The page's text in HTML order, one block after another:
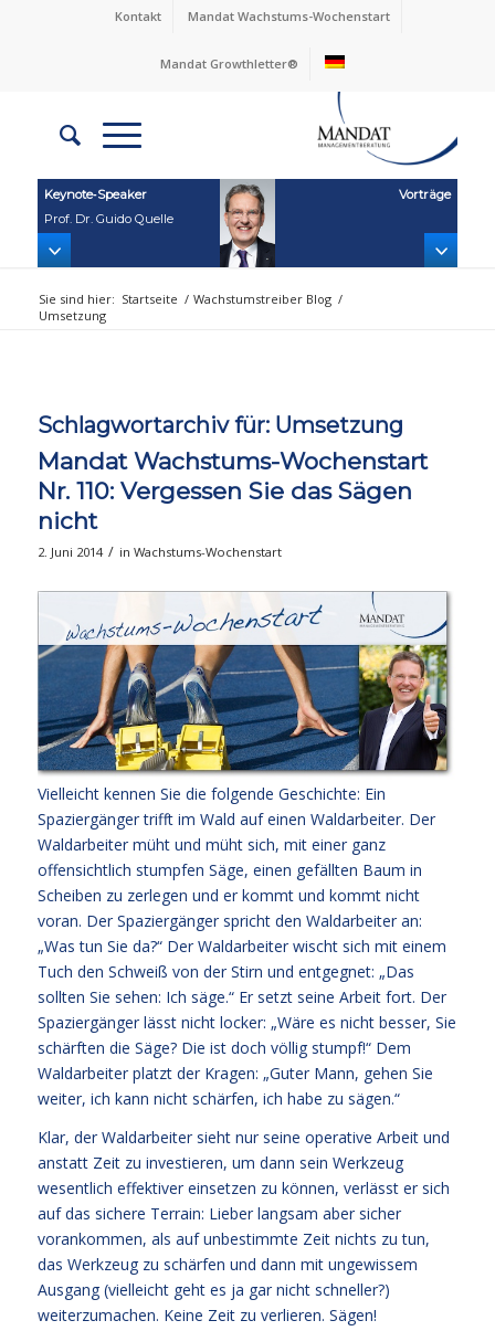
Kontakt Mandat Wachstums-Wochenstart
Mandat Growthletter®
Keynote‑Speaker
Prof. Dr. Guido Quelle
Vorträge
Sie sind hier: Startseite / Wachstumstreiber Blog /
Umsetzung
Schlagwortarchiv für: Umsetzung
Mandat Wachstums-Wochenstart
Nr. 110: Vergessen Sie das Sägen
nicht
2. Juni 2014 / in Wachstums-Wochenstart
Vielleicht kennen Sie die folgende Geschichte: Ein
Spaziergänger trifft im Wald auf einen Waldarbeiter. Der
Waldarbeiter müht und müht sich, mit einer ganz
offensichtlich stumpfen Säge, einen gefällten Baum in
Scheiben zu zerlegen und er kommt und kommt nicht
voran. Der Spaziergänger spricht den Waldarbeiter an:
„Was tun Sie da?“ Der Waldarbeiter wischt sich mit einem
Tuch den Schweiß von der Stirn und entgegnet: „Das
sollten Sie sehen: Ich säge.“ Er setzt seine Arbeit fort. Der
Spaziergänger lässt nicht locker: „Wäre es nicht besser, Sie
schärften die Säge? Die ist doch völlig stumpf!“ Dem
Waldarbeiter platzt der Kragen: „Guter Mann, gehen Sie
weiter, ich kann nicht schärfen, ich habe zu sägen.“
Klar, der Waldarbeiter sieht nur seine operative Arbeit und
anstatt Zeit zu investieren, um dann sein Werkzeug
wesentlich effektiver einsetzen zu können, verlässt er sich
auf das sichere Terrain: Lieber langsam aber sicher
vorankommen, als auf unbestimmte Zeit nichts zu tun,
das Werkzeug zu schärfen und dann mit ungewissem
Ausgang (vielleicht geht es ja gar nicht schneller?)
weiterzumachen. Keine Zeit zu verlieren. Sägen!